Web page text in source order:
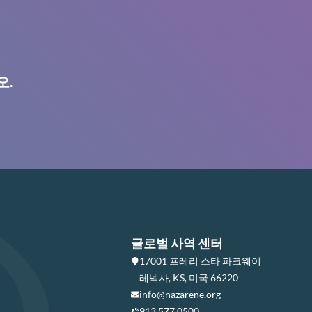
.
글로벌 사역 센터
17001 프레리 스타 파크웨이
레넥사, KS, 미국 66220
info@nazarene.org